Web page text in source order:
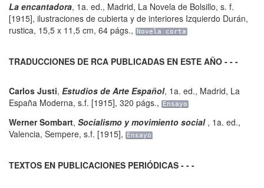
La encantadora, 1a. ed., Madrid, La Novela de Bolsillo, s. f.
[1915], ilustraciones de cubierta y de interiores Izquierdo Durán,
rustica, 15,5 x 11,5 cm, 64 págs., Novela corta
TRADUCCIONES DE RCA PUBLICADAS EN ESTE AÑO - - -
Carlos Justi, Estudios de Arte Español, 1a. ed., Madrid, La
España Moderna, s.f. [1915], 320 págs., Ensayo
Werner Sombart, Socialismo y movimiento social , 1a. ed.,
Valencia, Sempere, s.f. [1915], Ensayo
TEXTOS EN PUBLICACIONES PERIÓDICAS - - -